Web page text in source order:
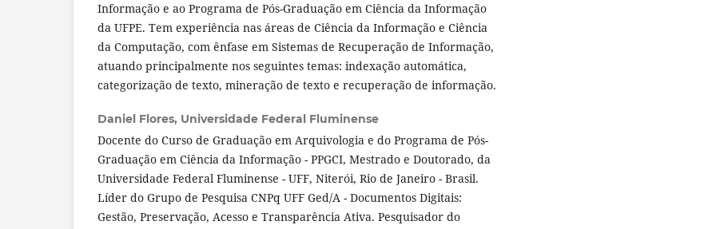
Informação e ao Programa de Pós-Graduação em Ciência da Informação
da UFPE. Tem experiência nas áreas de Ciência da Informação e Ciência
da Computação, com ênfase em Sistemas de Recuperação de Informação,
atuando principalmente nos seguintes temas: indexação automática,
categorização de texto, mineração de texto e recuperação de informação.
Daniel Flores, Universidade Federal Fluminense
Docente do Curso de Graduação em Arquivologia e do Programa de Pós-
Graduação em Ciência da Informação - PPGCI, Mestrado e Doutorado, da
Universidade Federal Fluminense - UFF, Niterói, Rio de Janeiro - Brasil.
Líder do Grupo de Pesquisa CNPq UFF Ged/A - Documentos Digitais:
Gestão, Preservação, Acesso e Transparência Ativa. Pesquisador do